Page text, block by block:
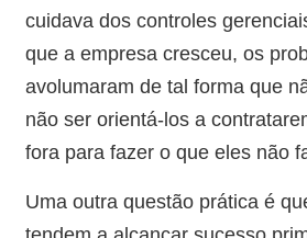
cuidava dos controles
que a empresa cresceu, os
avolumaram de tal forma que
não ser orientá-los a
fora para fazer o que eles não
Uma outra questão prática é